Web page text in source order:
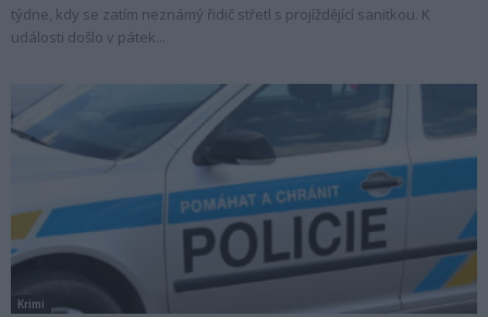
týdne, kdy se zatím neznámý řidič střetl s projíždějící sanitkou. K
události došlo v pátek...
Krimi